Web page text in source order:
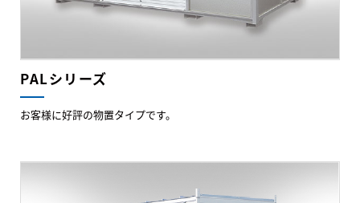
PALシリーズ
お客様に好評の物置タイプです。